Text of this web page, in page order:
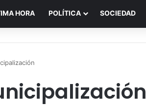
HORA POLÍTICA SOCIEDAD